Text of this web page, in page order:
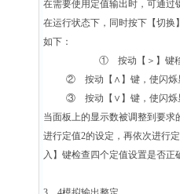
在需要使用定值输出时，可通过
在运行状态下，同时按下【切换
如下：
① 按动【＞】键移
② 按动【∧】键，使闪烁
③ 按动【∨】键，使闪烁
当面板上的显示数被调整到要
进行定值2的设定，再依次进行
入】键检查四个定值设置是否